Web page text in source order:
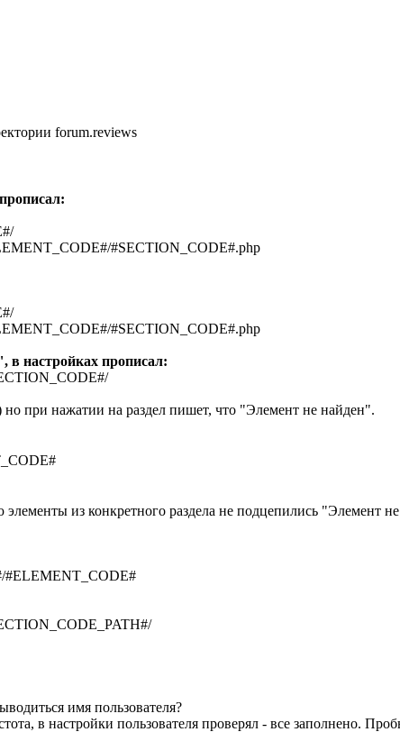
forum.reviews
#SECTION_CODE#.php
#SECTION_CODE#.php
в настройках прописал:
но при нажатии на раздел пишет, что "Элемент не найден".
из конкретного раздела не подцепились "Элемент
#ELEMENT_CODE#
имя пользователя?
в настройки пользователя проверял - все заполнено.